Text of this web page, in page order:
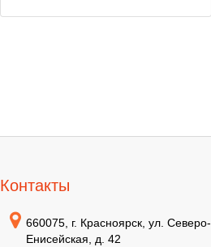
Контакты
660075, г. Красноярск, ул. Северо-
Енисейская, д. 42